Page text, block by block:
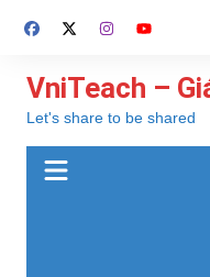
đến
dung
VniTeach –
Let's share to be shared